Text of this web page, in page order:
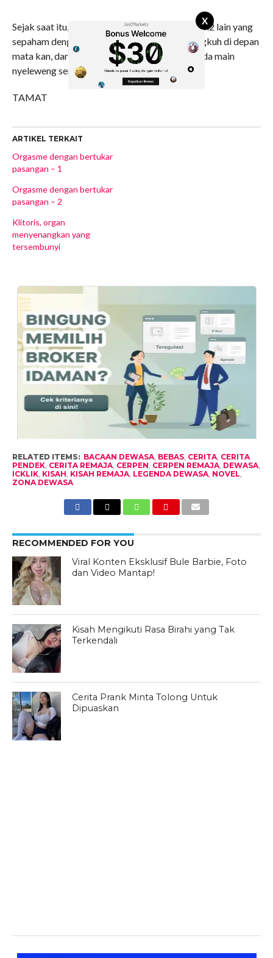
X
Sejak saat itu, kami mencoba mencari pasangan2 lain yang
sepaham dengan pikiran kami, lebih baik selingkuh di depan
mata kan, dari pada di belakang suami/istri pada main
nyeleweng semua??
TAMAT
ARTIKEL TERKAIT
Orgasme dengan bertukar
pasangan – 1
Orgasme dengan bertukar
pasangan – 2
Klitoris, organ
menyenangkan yang
tersembunyi
RELATED ITEMS: BACAAN DEWASA, BEBAS, CERITA, CERITA
PENDEK, CERITA REMAJA, CERPEN, CERPEN REMAJA, DEWASA,
ICKLIK, KISAH, KISAH REMAJA, LEGENDA DEWASA, NOVEL,
ZONA DEWASA
RECOMMENDED FOR YOU
Viral Konten Eksklusif Bule Barbie, Foto
dan Video Mantap!
Kisah Mengikuti Rasa Birahi yang Tak
Terkendali
Cerita Prank Minta Tolong Untuk
Dipuaskan